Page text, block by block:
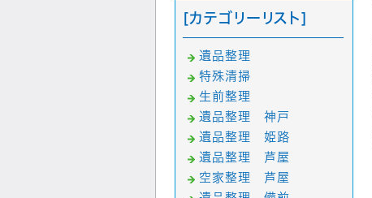
[カテゴリーリスト]
遺品整理
特殊清掃
生前整理
遺品整理 神戸
遺品整理 姫路
遺品整理 芦屋
空家整理 芦屋